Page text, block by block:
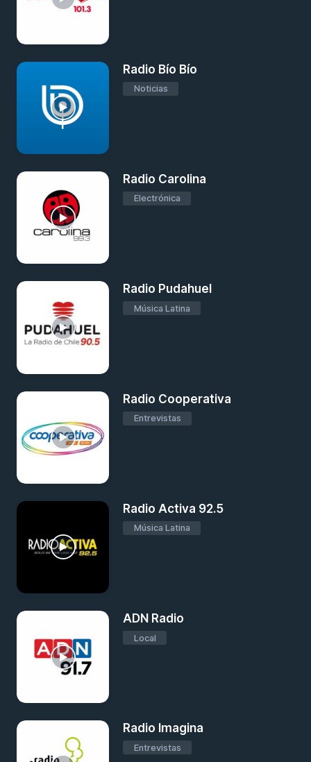
Radio Bío Bío
Noticias
Radio Carolina
Electrónica
Radio Pudahuel
Música Latina
Radio Cooperativa
Entrevistas
Radio Activa 92.5
Música Latina
ADN Radio
Local
Radio Imagina
Entrevistas